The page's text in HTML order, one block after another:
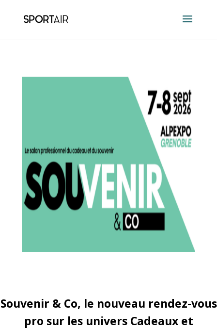
Souvenir & Co, le nouveau rendez-vous
pro sur les univers Cadeaux et